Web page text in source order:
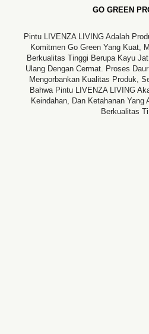
GO GREEN
Pintu LIVENZA LIVING Adalah
Komitmen Go Green Yang Kuat,
Berkualitas Tinggi Berupa Kayu
Ulang Dengan Cermat. Proses
Mengorbankan Kualitas Produk,
Bahwa Pintu LIVENZA LIVING
Keindahan, Dan Ketahanan Yang
Berkualitas